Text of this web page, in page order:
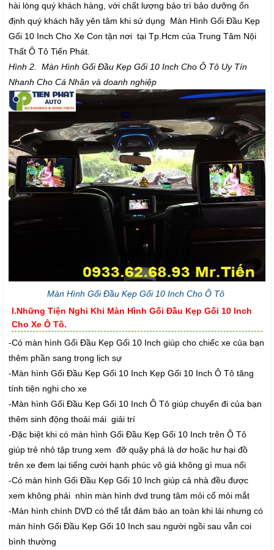
hài lòng quý khách hàng, với chất lượng bảo trì bảo dưỡng ổn
định quý khách hãy yên tâm khi sử dụng Màn Hình Gối Đầu Kẹp
Gối 10 Inch Cho Xe Con tận nơi tại Tp.Hcm của Trung Tâm Nội
Thất Ô Tô Tiến Phát.
Hình 2. Màn Hình Gối Đầu Kẹp Gối 10 Inch Cho Ô Tô Uy Tín
Nhanh Cho Cá Nhân và doanh nghiệp
Màn Hình Gối Đầu Kẹp Gối 10 Inch Cho Ô Tô
I.Những Tiện Nghi Khi Màn Hình Gối Đầu Kẹp Gối 10 Inch
Cho Xe Ô Tô.
-Có màn hình Gối Đầu Kẹp Gối 10 Inch giúp cho chiếc xe của bạn
thêm phần sang trọng lịch sự
-Màn hình Gối Đầu Kẹp Gối 10 Inch Kẹp Gối 10 Inch Ô Tô tăng
tính tiện nghi cho xe
-Màn hình Gối Đầu Kẹp Gối 10 Inch Ô Tô giúp chuyến đi của bạn
thêm sinh động thoải mái giải trí
-Đặc biệt khi có màn hình Gối Đầu Kẹp Gối 10 Inch trên Ô Tô
giúp trẻ nhỏ tập trung xem đỡ quậy phá là dơ hoặc hư hại đồ
trên xe đem lại tiếng cười hạnh phúc vô giá không gì mua nổi
-Có màn hình Gối Đầu Kẹp Gối 10 Inch giúp cả nhà đều được
xem không phải nhìn màn hình dvd trung tâm mỏi cổ mỏi mắt
-Màn hình chính DVD có thể tắt đảm bảo an toàn khi lái nhưng có
màn hình Gối Đầu Kẹp Gối 10 Inch sau người ngồi sau vẫn coi
bình thường